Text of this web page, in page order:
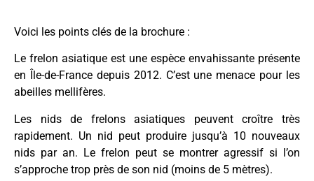
Voici les points clés de la brochure :
Le frelon asiatique est une espèce envahissante présente
en Île-de-France depuis 2012. C’est une menace pour les
abeilles mellifères.
Les nids de frelons asiatiques peuvent croître très
rapidement. Un nid peut produire jusqu’à 10 nouveaux
nids par an. Le frelon peut se montrer agressif si l’on
s’approche trop près de son nid (moins de 5 mètres).